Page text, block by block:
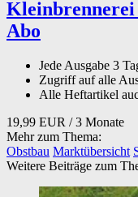
Abo
Jede Ausgabe 3
Zugriff auf alle
Alle Heftartikel
19,99 EUR / 3 Monate
Mehr zum Thema:
Obstbau Marktübersicht
Weitere Beiträge zum